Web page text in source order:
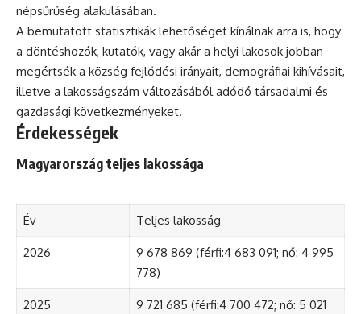
népsűrűség alakulásában.
A bemutatott statisztikák lehetőséget kínálnak arra is, hogy
a döntéshozók, kutatók, vagy akár a helyi lakosok jobban
megértsék a község fejlődési irányait, demográfiai kihívásait,
illetve a lakosságszám változásából adódó társadalmi és
gazdasági következményeket.
Érdekességek
Magyarország teljes lakossága
Év Teljes lakosság
2026
9 678 869 (férfi:4 683 091; nő: 4 995
778)
2025
9 721 685 (férfi:4 700 472; nő: 5 021